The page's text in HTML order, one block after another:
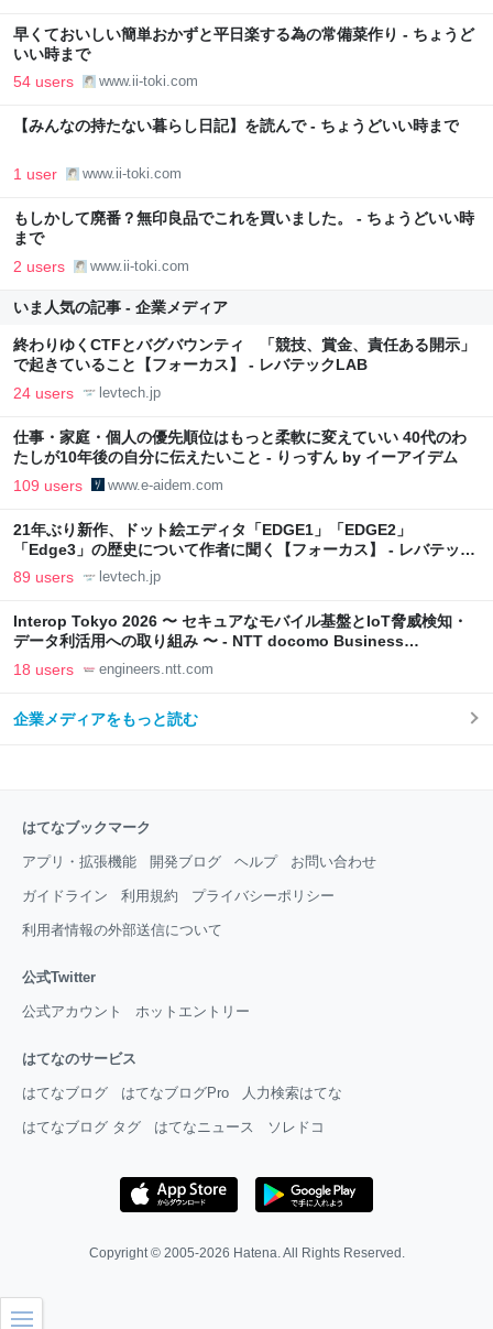
早くておいしい簡単おかずと平日楽する為の常備菜作り - ちょうど
いい時まで
54 users www.ii-toki.com
【みんなの持たない暮らし日記】を読んで - ちょうどいい時まで
1 user www.ii-toki.com
もしかして廃番？無印良品でこれを買いました。 - ちょうどいい時
まで
2 users www.ii-toki.com
いま人気の記事 - 企業メディア
終わりゆくCTFとバグバウンティ 「競技、賞金、責任ある開示」
で起きていること【フォーカス】 - レバテックLAB
24 users levtech.jp
仕事・家庭・個人の優先順位はもっと柔軟に変えていい 40代のわ
たしが10年後の自分に伝えたいこと - りっすん by イーアイデム
109 users www.e-aidem.com
21年ぶり新作、ドット絵エディタ「EDGE1」「EDGE2」
「Edge3」の歴史について作者に聞く【フォーカス】 - レバテック
LAB
89 users levtech.jp
Interop Tokyo 2026 〜 セキュアなモバイル基盤とIoT脅威検知・
データ利活用への取り組み 〜 - NTT docomo Business
Engineers' Blog
18 users engineers.ntt.com
企業メディアをもっと読む
はてなブックマーク
アプリ・拡張機能 開発ブログ ヘルプ お問い合わせ
ガイドライン 利用規約 プライバシーポリシー
利用者情報の外部送信について
公式Twitter
公式アカウント ホットエントリー
はてなのサービス
はてなブログ はてなブログPro 人力検索はてな
はてなブログ タグ はてなニュース ソレドコ
Copyright © 2005-2026 Hatena. All Rights Reserved.